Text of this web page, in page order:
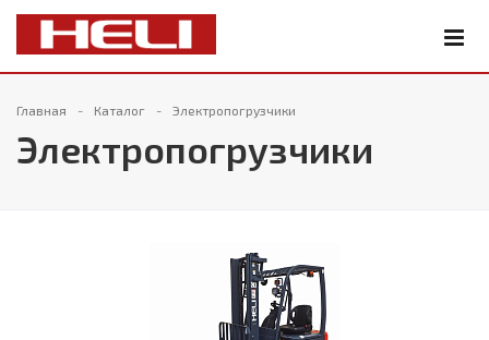
Главная Каталог Электропогрузчики
Электропогрузчики